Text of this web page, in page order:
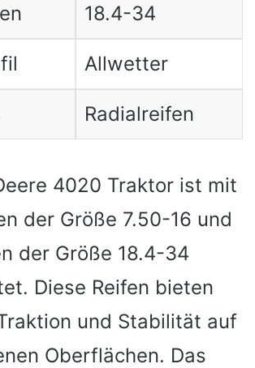
18.4-34
Allwetter
Radialreifen
4020 Traktor ist mit
der Größe 7.50-16 und
der Größe 18.4-34
Diese Reifen bieten
und Stabilität auf
Oberflächen. Das